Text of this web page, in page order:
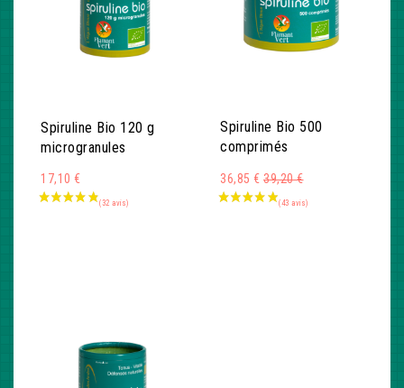
Spiruline Bio 120 g
microgranules
17,10 €
Spiruline Bio 500
comprimés
36,85 € Montant
39,20 €